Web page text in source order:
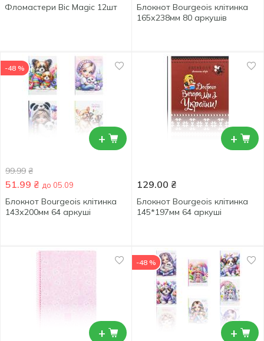
Фломастери Bic Magic 12шт
Блокнот Bourgeois клітинка
165х238мм 80 аркушів
+
-48 %
99.99 ₴
51.99 ₴ до 05.09
Блокнот Bourgeois клітинка
143х200мм 64 аркуші
+
129.00 ₴
Блокнот Bourgeois клітинка
145*197мм 64 аркуші
+ +
-48 %